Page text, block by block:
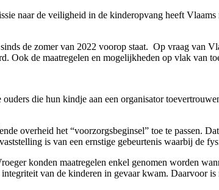
naar de veiligheid in de kinderopvang heeft
de zomer van 2022 voorop staat. Op vraag
Ook de maatregelen en mogelijkheden op vlak van
die hun kindje aan een organisator
overheid het “voorzorgsbeginsel” toe te passen.
is van een ernstige gebeurtenis waarbij de
konden maatregelen enkel genomen worden
van de kinderen in gevaar kwam. Daarvoor